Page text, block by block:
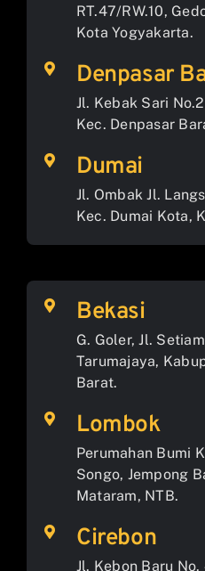
RT.47/RW.10,
Kota Yogyakarta.
Denpasar
Jl. Kebak Sari
Kec. Denpasar
Dumai
Jl. Ombak Jl.
Kec. Dumai Kota,
Bekasi
G. Goler, Jl.
Tarumajaya,
Barat.
Lombok
Perumahan Bumi
Songo, Jempong
Mataram, NTB.
Cirebon
Jl. Kebon Baru